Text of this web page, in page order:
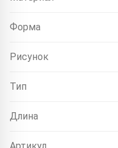
Форма
Рисунок
Тип
Длина